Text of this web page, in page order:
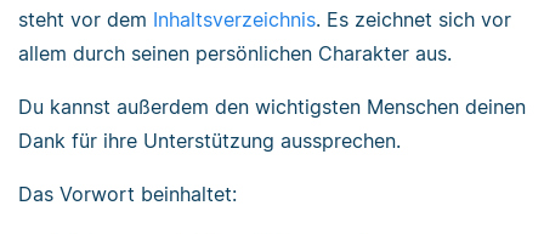
steht vor dem Inhaltsverzeichnis. Es zeichnet sich vor
allem durch seinen persönlichen Charakter aus.
Du kannst außerdem den wichtigsten Menschen deinen
Dank für ihre Unterstützung aussprechen.
Das Vorwort beinhaltet: